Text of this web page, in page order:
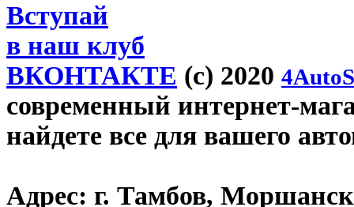
Вступай
в наш клуб
ВКОНТАКТЕ (c) 2020
современный интернет-
найдете все для вашего
Адрес: г. Тамбов,